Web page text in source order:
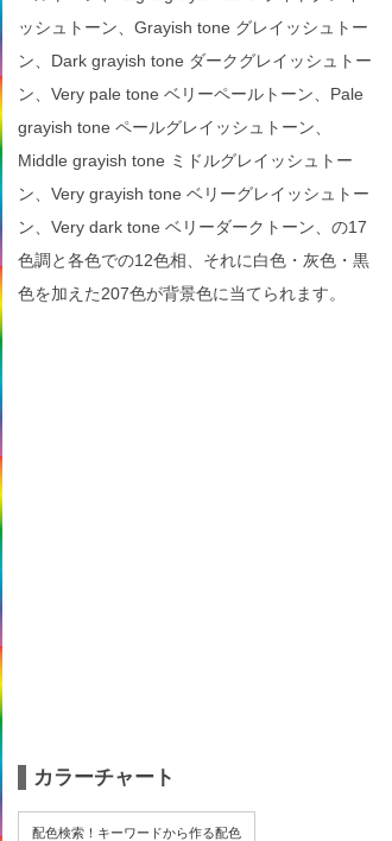
ッシュトーン、Grayish tone グレイッシュトー
ン、Dark grayish tone ダークグレイッシュトー
ン、Very pale tone ベリーペールトーン、Pale
grayish tone ペールグレイッシュトーン、
Middle grayish tone ミドルグレイッシュトー
ン、Very grayish tone ベリーグレイッシュトー
ン、Very dark tone ベリーダークトーン、の17
色調と各色での12色相、それに白色・灰色・黒
色を加えた207色が背景色に当てられます。
カラーチャート
配色検索！キーワードから作る配色